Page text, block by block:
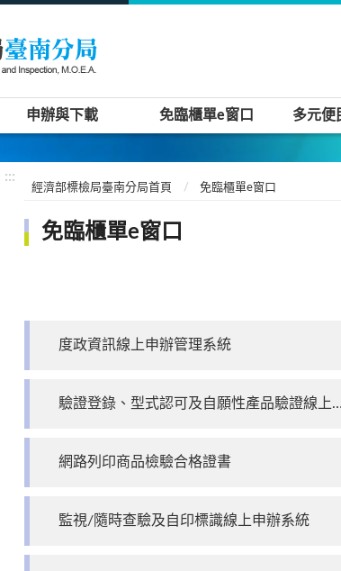
申辦與下載 免臨櫃單e窗口 多元便
:::
經濟部標檢局臺南分局首頁 免臨櫃單e窗口
免臨櫃單e窗口
度政資訊線上申辦管理系統
驗證登錄、型式認可及自願性產品驗證線上申辦作業
網路列印商品檢驗合格證書
監視/隨時查驗及自印標識線上申辦系統